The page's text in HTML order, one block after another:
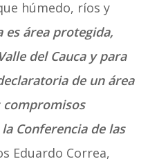
húmedo, ríos y
es área protegida,
del Cauca y para
de un área
compromisos
Conferencia de las
Eduardo Correa,